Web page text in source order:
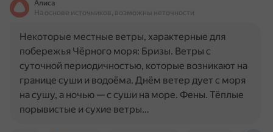
Алиса
На основе источников, возможны неточности
Некоторые местные ветры, характерные для
побережья Чёрного моря: Бризы. Ветры с
суточной периодичностью, которые возникают на
границе суши и водоёма. Днём ветер дует с моря
на сушу, а ночью — с суши на море. Фены. Тёплые
порывистые и сухие ветры…